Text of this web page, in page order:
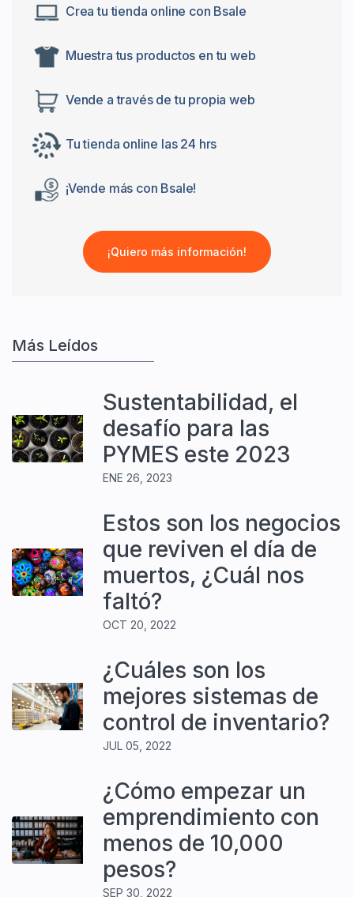
Crea tu tienda online con Bsale
Muestra tus productos en tu web
Vende a través de tu propia web
Tu tienda online las 24 hrs
¡Vende más con Bsale!
¡Quiero más información!
Más Leídos
Sustentabilidad, el
desafío para las
PYMES este 2023
ENE 26, 2023
Estos son los negocios
que reviven el día de
muertos, ¿Cuál nos
faltó?
OCT 20, 2022
¿Cuáles son los
mejores sistemas de
control de inventario?
JUL 05, 2022
¿Cómo empezar un
emprendimiento con
menos de 10,000
pesos?
SEP 30, 2022